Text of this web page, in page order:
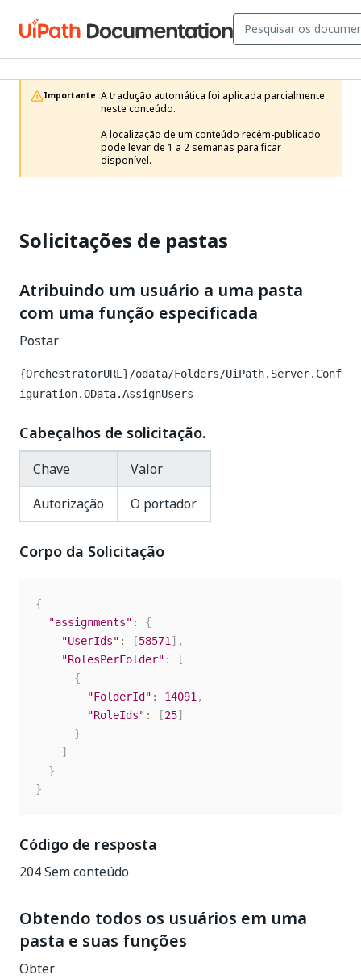
Importante :A tradução automática foi aplicada parcialmente
neste conteúdo.
A localização de um conteúdo recém-publicado
pode levar de 1 a 2 semanas para ficar
disponível.
Solicitações de pastas
Atribuindo um usuário a uma pasta
com uma função especificada
Postar
{OrchestratorURL}/odata/Folders/UiPath.Server.Conf
iguration.OData.AssignUsers
Cabeçalhos de solicitação.
Chave
Valor
Autorização
O portador
Corpo da Solicitação
{
"assignments" :
{
"UserIds" : [58571 ] ,
"RolesPerFolder" :
[
{
"FolderId" : 14091 ,
"RoleIds" : [25]
}
]
}
}
Código de resposta
204 Sem conteúdo
Obtendo todos os usuários em uma
pasta e suas funções
Obter